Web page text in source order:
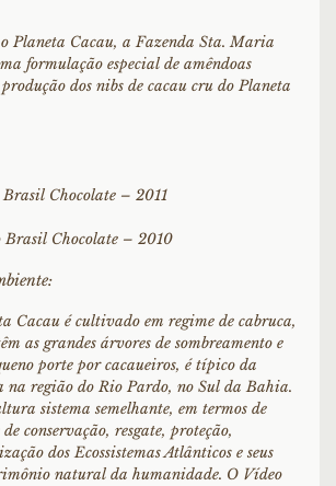
Planeta Cacau, a Fazenda Sta. Maria
formulação especial de amêndoas
dos nibs de cacau cru do Planeta
Chocolate – 2011
Brasil Chocolate – 2010
Cacau é cultivado em regime de cabruca,
as grandes árvores de sombreamento e
porte por cacaueiros, é típico da
região do Rio Pardo, no Sul da Bahia.
sistema semelhante, em termos de
conservação, resgate, proteção,
dos Ecossistemas Atlânticos e seus
natural da humanidade. O Vídeo